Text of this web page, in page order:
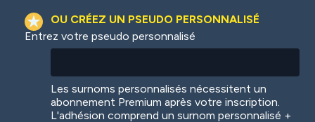
Colorful
OU CRÉEZ UN PSEUDO PERSONNALISÉ
Entrez votre pseudo personnalisé
Les surnoms personnalisés nécessitent un
abonnement Premium après votre inscription.
L'adhésion comprend un surnom personnalisé +